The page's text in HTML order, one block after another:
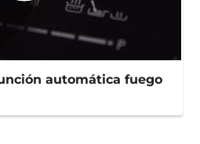
automática fuego